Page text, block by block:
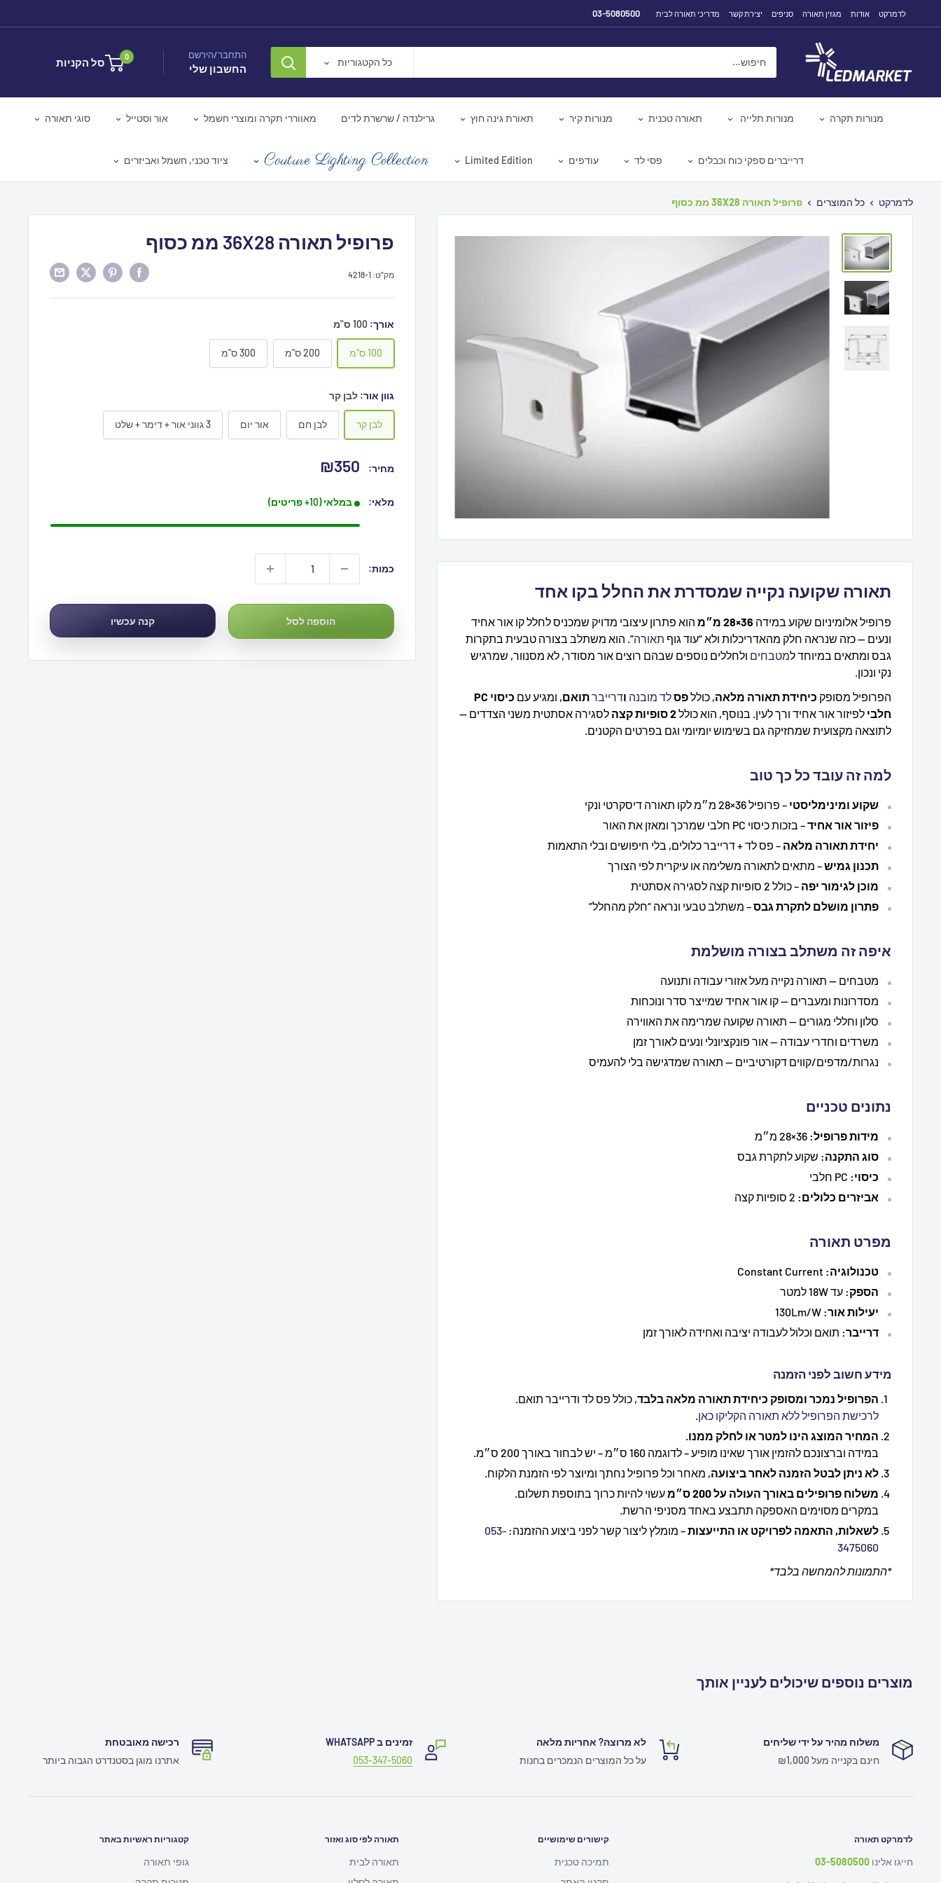
לתוכן
לדמרקט אודות מגזין תאורה סניפים יצירת קשר מדריכי תאורה לבית 03-5080500
כל הקטגוריות
התחבר/הירשם
החשבון שלי
0 סל הקניות
מנורות תקרה מנורות תלייה תאורה טכנית מנורות קיר תאורת גינה חוץ גרילנדה / שרשרת לדים מאווררי תקרה ומוצרי חשמל אור וסטייל סוגי תאורה
דרייברים ספקי כוח וכבלים פסי לד עודפים Limited Edition
Couture Lighting Collection ציוד טכני, חשמל ואביזרים
לדמרקט כל המוצרים פרופיל תאורה 36X28 ממ כסוף
פרופיל תאורה 36X28 ממ כסוף
מק"ט:4218-1
אורך:100 ס"מ
100 ס"מ 200 ס"מ 300 ס"מ
גוון אור:לבן קר
לבן קר לבן חם אור יום 3 גווני אור + דימר + שלט
מחיר:
מחיר
₪350
מלאי: במלאי (10+ פריטים)
כמות:
הוספה לסל קנה עכשיו
תאורה שקועה נקייה שמסדרת את החלל בקו אחד
פרופיל אלומיניום שקוע במידה 36×28 מ״מ
הוא פתרון עיצובי מדויק שמכניס לחלל קו אור אחיד
ונעים — כזה שנראה חלק מהאדריכלות ולא “עוד גוף תאורה”. הוא משתלב בצורה טבעית בתקרות
גבס ומתאים במיוחד למטבחים ולחללים נוספים שבהם רוצים אור מסודר, לא מסנוור, שמרגיש
נקי ונכון.
הפרופיל מסופק כיחידת תאורה מלאה, כוללפסלד מובנה ודרייברתואם, ומגיע עם
כיסוי PC
חלבי לפיזור אור אחיד ורך לעין. בנוסף, הוא כולל2 סופיות קצה
לסגירה אסתטית משני הצדדים —
לתוצאה מקצועית שמחזיקה גם בשימוש יומיומי וגם בפרטים הקטנים.
למה זה עובד כל כך טוב
שקוע ומינימליסטי – פרופיל 36×28 מ״מ לקו תאורה דיסקרטי ונקי
פיזור אור אחיד– בזכות כיסוי PC חלבי שמרכך ומאזן את האור
יחידת תאורה מלאה – פס לד + דרייבר כלולים, בלי חיפושים ובלי התאמות
תכנון גמיש– מתאים לתאורה משלימה או עיקרית לפי הצורך
מוכן לגימור יפה – כולל 2 סופיות קצה לסגירה אסתטית
פתרון מושלם לתקרת גבס– משתלב טבעי ונראה “חלק מהחלל”
איפה זה משתלב בצורה מושלמת
מטבחים — תאורה נקייה מעל אזורי עבודה ותנועה
מסדרונות ומעברים — קו אור אחיד שמייצר סדר ונוכחות
סלון וחללי מגורים — תאורה שקועה שמרימה את האווירה
משרדים וחדרי עבודה — אור פונקציונלי ונעים לאורך זמן
נגרות/מדפים/קווים דקורטיביים — תאורה שמדגישה בלי להעמיס
נתונים טכניים
מידות פרופיל:
סוג התקנה: שקוע לתקרת גבס
כיסוי:
אביזרים כלולים:
מפרט תאורה
טכנולוגיה:
הספק: עד 18W למטר
יעילות אור:
דרייבר: תואם וכלול לעבודה יציבה ואחידה לאורך זמן
מידע חשוב לפני הזמנה
הפרופיל נמכר ומסופק כיחידת תאורה מלאה בלבד, כולל פס לד ודרייבר תואם.
לרכישת הפרופיל ללא תאורה הקליקו כאן
המחיר המוצג הינו למטר או לחלק ממנו.
במידה וברצונכם להזמין אורך שאינו מופיע – לדוגמה 160 ס״מ – יש לבחור באורך 200 ס״מ.
לא ניתן לבטל הזמנה לאחר ביצועה, מאחר וכל פרופיל נחתך ומיוצר לפי הזמנת הלקוח.
משלוח פרופילים באורך העולה על 200 ס״מ
עשוי להיות כרוך בתוספת תשלום.
במקרים מסוימים האספקה תתבצע באחד מסניפי הרשת.
לשאלות, התאמה לפרויקט או התייעצות– מומלץ ליצור קשר לפני ביצוע ההזמנה: 053-
3475060
*התמונות להמחשה בלבד*
מוצרים נוספים שיכולים לעניין אותך
משלוח מהיר על ידי שליחים
חינם בקנייה מעל ₪1,000
לא מרוצה? אחריות מלאה
על כל המוצרים הנמכרים בחנות
זמינים ב WHATSAPP
053-347-5060
רכישה מאובטחת
אתרנו מוגן בסטנדרט הגבוה ביותר
לדמרקט תאורה
חייגו אלינו 03-5080500
קישורים שימושיים
תמיכה טכנית
תאורה לפי סוג ואזור
תאורה לבית
קטגוריות ראשיות באתר
גופי תאורה